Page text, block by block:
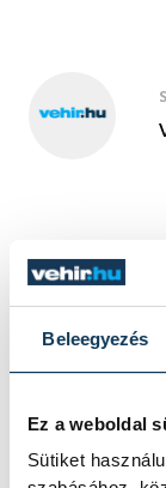
Beleegyezés
Ez a weboldal
Sütiket